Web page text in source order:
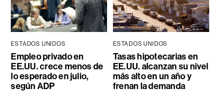
ESTADOS UNIDOS
Empleo privado en
EE.UU. crece menos de
lo esperado en julio,
según ADP
ESTADOS UNIDOS
Tasas hipotecarias en
EE.UU. alcanzan su nivel
más alto en un año y
frenan la demanda